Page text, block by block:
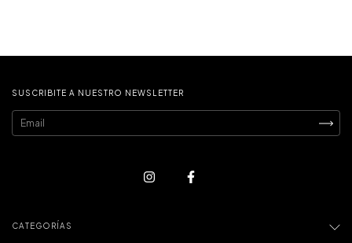
SUSCRIBITE A NUESTRO NEWSLETTER
CATEGORÍAS